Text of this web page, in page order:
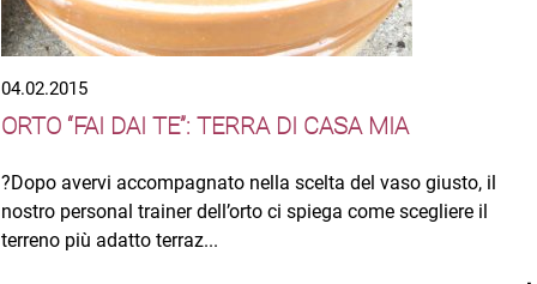
04.02.2015
ORTO “FAI DAI TE”: TERRA DI CASA MIA
?Dopo avervi accompagnato nella scelta del vaso giusto, il
nostro personal trainer dell’orto ci spiega come scegliere il
terreno più adatto terraz...